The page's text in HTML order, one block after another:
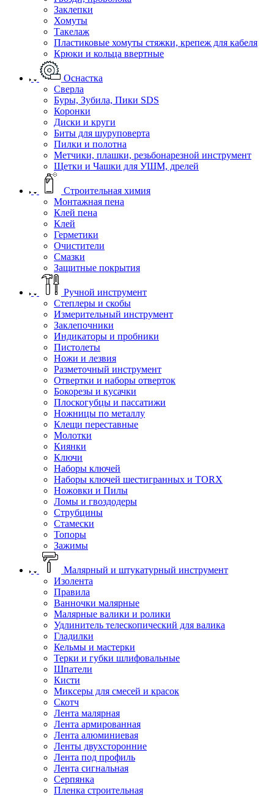
Заклепки
Хомуты
Такелаж
Пластиковые хомуты стяжки, крепеж для кабеля
Крюки и кольца ввертные
Оснастка
Сверла
Буры, Зубила, Пики SDS
Коронки
Диски и круги
Биты для шуруповерта
Пилки и полотна
Метчики, плашки, резьбонарезной инструмент
Щетки и Чашки для УШМ, дрелей
Строительная химия
Монтажная пена
Клей пена
Клей
Герметики
Очистители
Смазки
Защитные покрытия
Ручной инструмент
Степлеры и скобы
Измерительный инструмент
Заклепочники
Индикаторы и пробники
Пистолеты
Ножи и лезвия
Разметочный инструмент
Отвертки и наборы отверток
Бокорезы и кусачки
Плоскогубцы и пассатижи
Ножницы по металлу
Клещи переставные
Молотки
Киянки
Ключи
Наборы ключей
Наборы ключей шестигранных и TORX
Ножовки и Пилы
Ломы и гвоздодеры
Струбцины
Стамески
Топоры
Зажимы
Малярный и штукатурный инструмент
Изолента
Правила
Ванночки малярные
Малярные валики и ролики
Удлинитель телескопический для валика
Гладилки
Кельмы и мастерки
Терки и губки шлифовальные
Шпатели
Кисти
Миксеры для смесей и красок
Скотч
Лента малярная
Лента армированная
Лента алюминиевая
Ленты двухсторонние
Лента под профиль
Лента сигнальная
Серпянка
Пленка строительная